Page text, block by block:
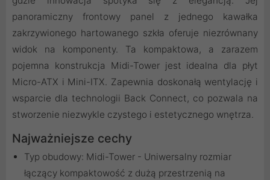
panoramiczny frontowy panel z jednego kawałka
zakrzywionego hartowanego szkła oferuje niezrównany
widok na komponenty. Ta kompaktowa, a zarazem
pojemna konstrukcja Midi-Tower jest idealna dla płyt
Micro-ATX i Mini-ITX. Zapewnia doskonałą wentylację i
wsparcie dla technologii Back Connect, co pozwala na
stworzenie niezwykle czystego i estetycznego wnętrza.
Najważniejsze cechy
Typ obudowy: Midi-Tower - Uniwersalny rozmiar
łączący kompaktowość z dużą przestrzenią na